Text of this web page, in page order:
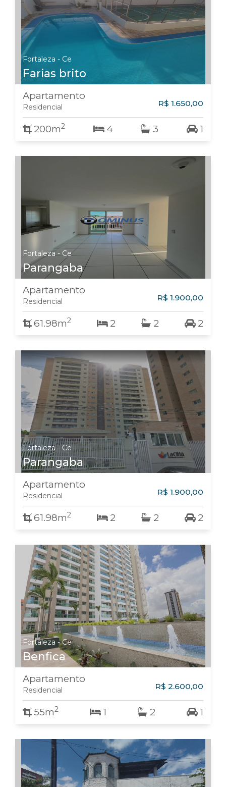
Fortaleza - Ce
Farias brito
Apartamento
Residencial R$ 1.650,00
200m2 4 3 1
Fortaleza - Ce
Parangaba
Apartamento
Residencial R$ 1.900,00
61.98m2 2 2 2
Fortaleza - Ce
Parangaba
Apartamento
Residencial R$ 1.900,00
61.98m2 2 2 2
Fortaleza - Ce
Benfica
Apartamento
Residencial R$ 2.600,00
55m2 1 2 1